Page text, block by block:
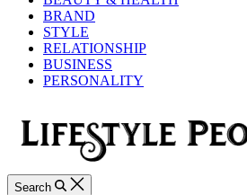
BRAND
STYLE
RELATIONSHIP
BUSINESS
PERSONALITY
Search